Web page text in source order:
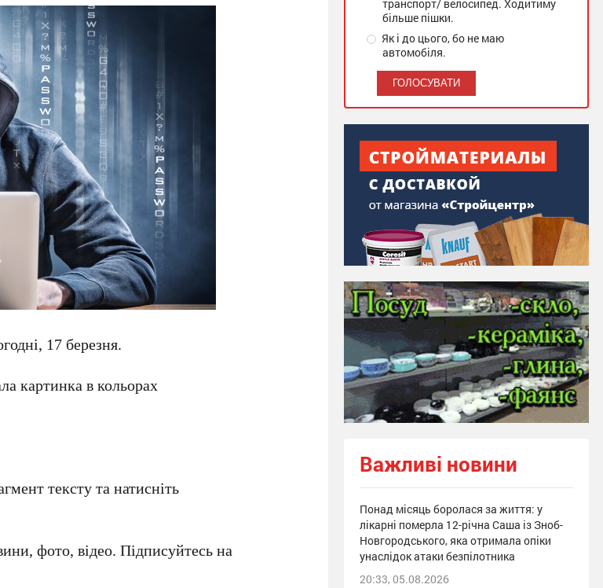
17 березня.
картинка в кольорах
тексту та натисніть
фото, відео. Підписуйтесь на
транспорт/ велосипед. Ходитиму
більше пішки.
Як і до цього, бо не маю
автомобіля.
Важливі новини
Понад місяць боролася за життя: у
лікарні померла 12-річна Саша із Зноб-
Новгородського, яка отримала опіки
унаслідок атаки безпілотника
20:33, 05.08.2026